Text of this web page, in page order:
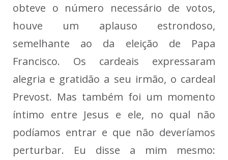
obteve o número necessário de votos,
houve um aplauso estrondoso,
semelhante ao da eleição de Papa
Francisco. Os cardeais expressaram
alegria e gratidão a seu irmão, o cardeal
Prevost. Mas também foi um momento
íntimo entre Jesus e ele, no qual não
podíamos entrar e que não deveríamos
perturbar. Eu disse a mim mesmo: